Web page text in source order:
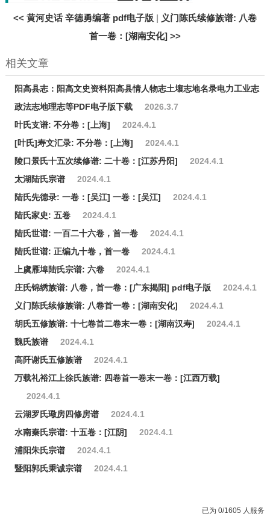
<< 黄河史话 辛德勇编著 pdf电子版 | 义门陈氏续修族谱: 八卷
首一卷：[湖南安化]>>
相关文章
阳高县志：阳高文史资料阳高县情人物志土壤志地名录电力工业志
政法志地理志等PDF电子版下载
2026.3.7
叶氏支谱: 不分卷：[上海]
2024.4.1
[叶氏]寿文汇录: 不分卷：[上海]
2024.4.1
陵口景氏十五次续修谱: 二十卷：[江苏丹阳]
2024.4.1
太湖陆氏宗谱
2024.4.1
陆氏先德录: 一卷：[吴江] 一卷：[吴江]
2024.4.1
陆氏家史: 五卷
2024.4.1
陆氏世谱: 一百二十六卷，首一卷
2024.4.1
陆氏世谱: 正编九十卷，首一卷
2024.4.1
上虞雁埠陆氏宗谱: 六卷
2024.4.1
庄氏锦绣族谱: 八卷，首一卷：[广东揭阳] pdf电子版
2024.4.1
义门陈氏续修族谱: 八卷首一卷：[湖南安化]
2024.4.1
胡氏五修族谱: 十七卷首二卷末一卷：[湖南汉寿]
2024.4.1
魏氏族谱
2024.4.1
高阡谢氏五修族谱
2024.4.1
万载礼裕江上徐氏族谱: 四卷首一卷末一卷：[江西万载]
2024.4.1
云湖罗氏璥房四修房谱
2024.4.1
水南秦氏宗谱: 十五卷：[江阴]
2024.4.1
浦阳朱氏宗谱
2024.4.1
暨阳郭氏秉诚宗谱
2024.4.1
已为 0/1605 人服务